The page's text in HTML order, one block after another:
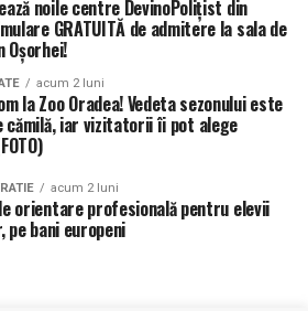
noile centre DevinoPolițist din
GRATUITĂ de admitere la sala de
Oșorhei!
acum 2 luni
la Zoo Oradea! Vedeta sezonului este
cămilă, iar vizitatorii îi pot alege
acum 2 luni
orientare profesională pentru elevii
pe bani europeni